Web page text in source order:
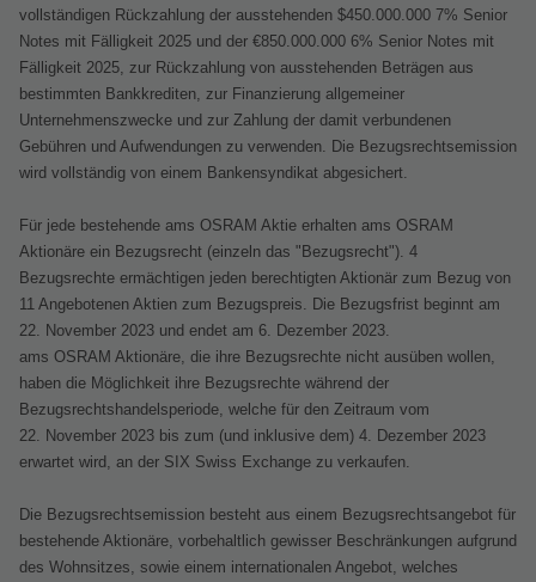
vollständigen Rückzahlung der ausstehenden $450.000.000 7% Senior
Notes mit Fälligkeit 2025 und der €850.000.000 6% Senior Notes mit
Fälligkeit 2025, zur Rückzahlung von ausstehenden Beträgen aus
bestimmten Bankkrediten, zur Finanzierung allgemeiner
Unternehmenszwecke und zur Zahlung der damit verbundenen
Gebühren und Aufwendungen zu verwenden. Die Bezugsrechtsemission
wird vollständig von einem Bankensyndikat abgesichert.
Für jede bestehende ams OSRAM Aktie erhalten ams OSRAM
Aktionäre ein Bezugsrecht (einzeln das "Bezugsrecht"). 4
Bezugsrechte ermächtigen jeden berechtigten Aktionär zum Bezug von
11 Angebotenen Aktien zum Bezugspreis. Die Bezugsfrist beginnt am
22. November 2023 und endet am 6. Dezember 2023.
ams OSRAM Aktionäre, die ihre Bezugsrechte nicht ausüben wollen,
haben die Möglichkeit ihre Bezugsrechte während der
Bezugsrechtshandelsperiode, welche für den Zeitraum vom
22. November 2023 bis zum (und inklusive dem) 4. Dezember 2023
erwartet wird, an der SIX Swiss Exchange zu verkaufen.
Die Bezugsrechtsemission besteht aus einem Bezugsrechtsangebot für
bestehende Aktionäre, vorbehaltlich gewisser Beschränkungen aufgrund
des Wohnsitzes, sowie einem internationalen Angebot, welches